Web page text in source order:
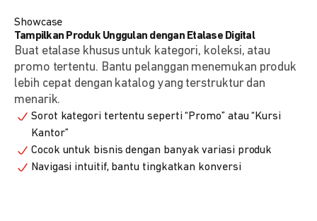
Showcase
Tampilkan Produk Unggulan dengan Etalase Digital
Buat etalase khusus untuk kategori, koleksi, atau
promo tertentu. Bantu pelanggan menemukan produk
lebih cepat dengan katalog yang terstruktur dan
menarik.
Sorot kategori tertentu seperti “Promo” atau “Kursi
Kantor”
Cocok untuk bisnis dengan banyak variasi produk
Navigasi intuitif, bantu tingkatkan konversi